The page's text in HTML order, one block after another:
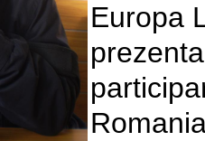
Europa